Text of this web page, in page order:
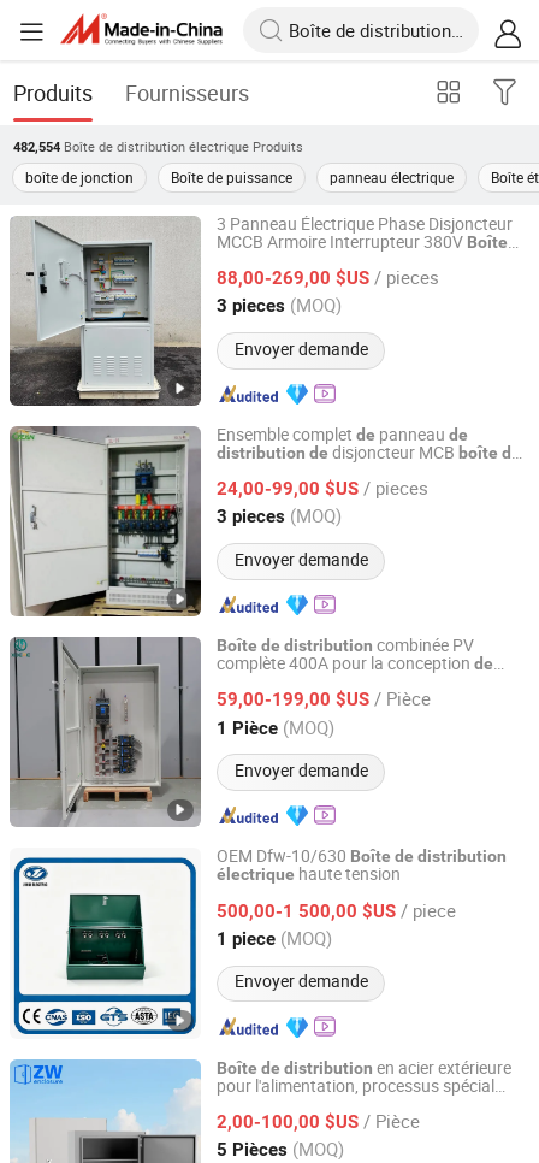
Produits Fournisseurs
482,554 Boîte de distribution électrique Produits
boîte de jonction Boîte de puissance panneau électrique Boîte
3 Panneau Électrique Phase Disjoncteur
MCCB Armoire Interrupteur 380V Boîte
88,00-269,00 $US / pieces
3 pieces (MOQ)
Envoyer demande
Fujian Guozhiyun Information Technology Co., Ltd.
Fujian, China Depuis 2023
Ensemble complet de panneau de
distribution de disjoncteur MCB boîte de
24,00-99,00 $US / pieces
3 pieces (MOQ)
Envoyer demande
Fujian Guozhiyun Information Technology Co., Ltd.
Fujian, China Depuis 2023
Boîte de distribution combinée PV
complète 400A pour la conception de
59,00-199,00 $US / Pièce
1 Pièce (MOQ)
Envoyer demande
Stardynamic Power Equipment (Fuzhou) Co., Ltd.
Fujian, China Depuis 2026
OEM Dfw-10/630 Boîte de distribution
électrique haute tension
500,00-1 500,00 $US / piece
1 piece (MOQ)
Envoyer demande
Jihui Electric Group Co., Ltd
Zhejiang, China Depuis 2026
Boîte de distribution en acier extérieure
pour l'alimentation, processus spécial
2,00-100,00 $US / Pièce
5 Pièces (MOQ)
Suzhou Zhuwei Electrical Equipment Co., Ltd.
Jiangsu, China Depuis 2024